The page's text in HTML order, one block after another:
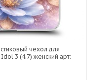
чехол для
3 (4.7) женский арт: